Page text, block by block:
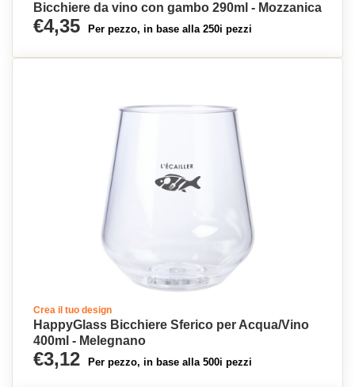
Bicchiere da vino con gambo 290ml - Mozzanica
€4,35 Per pezzo, in base alla 250i pezzi
Crea il tuo design
HappyGlass Bicchiere Sferico per Acqua/Vino
400ml - Melegnano
€3,12 Per pezzo, in base alla 500i pezzi